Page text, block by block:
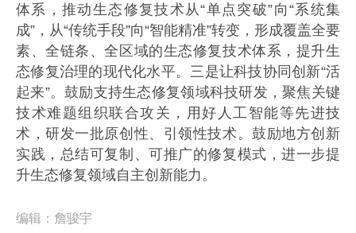
体系，推动生态修复技术从“单点突破”向“系统集
成”，从“传统手段”向“智能精准”转变，形成覆盖全要
素、全链条、全区域的生态修复技术体系，提升生
态修复治理的现代化水平。三是让科技协同创新“活
起来”。鼓励支持生态修复领域科技研发，聚焦关键
技术难题组织联合攻关，用好人工智能等先进技
术，研发一批原创性、引领性技术。鼓励地方创新
实践，总结可复制、可推广的修复模式，进一步提
升生态修复领域自主创新能力。
编辑： 詹骏宇